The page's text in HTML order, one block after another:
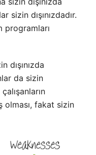
sizin dışınızdadır.
programları
dışınızda
da sizin
olması, fakat sizin